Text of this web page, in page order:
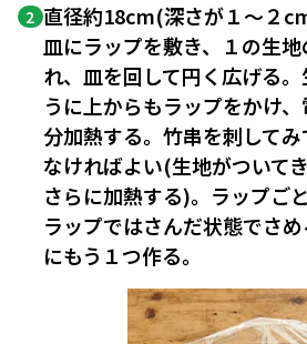
2 直径約18cm(深さが１〜２
皿にラップを敷き、１の生
れ、皿を回して円く広げる
うに上からもラップをかけ
分加熱する。竹串を刺して
なければよい(生地がついて
さらに加熱する)。ラップご
ラップではさんだ状態でさ
にもう１つ作る。